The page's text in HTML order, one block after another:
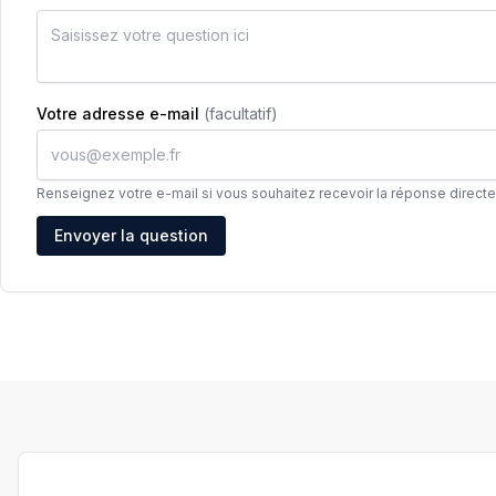
Votre adresse e-mail (facultatif)
Renseignez votre e-mail si vous souhaitez recevoir la réponse
Adresse e-mail
Envoyer la question